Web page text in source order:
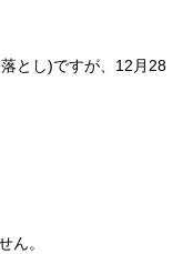
とし)ですが、 12 月 28
ん。